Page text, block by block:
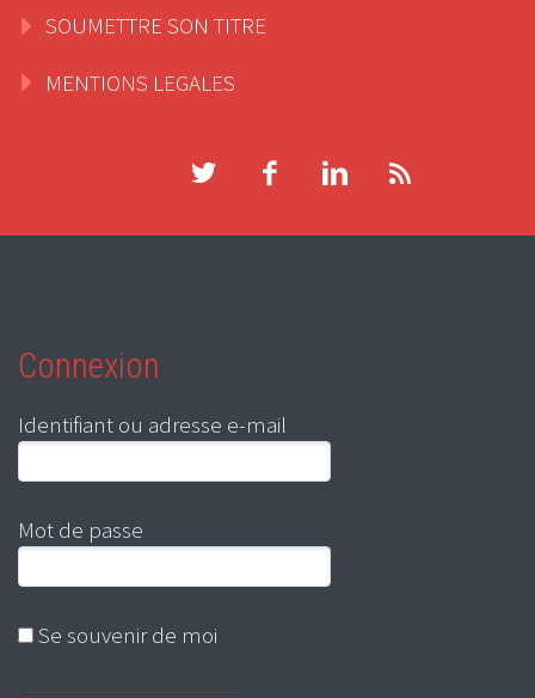
SOUMETTRE SON TITRE
MENTIONS LEGALES
Connexion
Identifiant ou adresse e-mail
Mot de passe
Se souvenir de moi